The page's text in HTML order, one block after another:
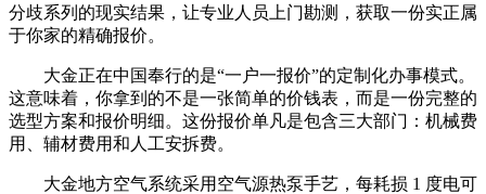
分歧系列的现实结果，让专业人员上门勘测，获取一份实正属
于你家的精确报价。
大金正在中国奉行的是“一户一报价”的定制化办事模式。
这意味着，你拿到的不是一张简单的价钱表，而是一份完整的
选型方案和报价明细。这份报价单凡是包含三大部门：机械费
用、辅材费用和人工安拆费。
大金地方空气系统采用空气源热泵手艺，每耗损 1 度电可